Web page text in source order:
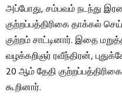
அப்போது, ​​சம்பவம் நடந்து
குற்றப்பத்திரிகை தாக்கல்
குற்றம் சாட்டினார். இதை
வழக்கறிஞர் ரவீந்திரன்,
20 ஆம் தேதி
கூறினார்.